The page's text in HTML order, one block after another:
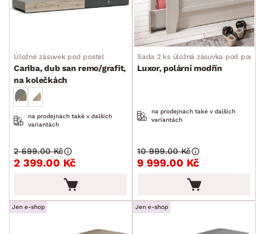
Úložné zásuvek pod postel
Cariba, dub san remo/grafit,
na kolečkách
na prodejnách také v dalších
variantách
2 399.00 Kč
2 699.00 Kč
Sada 2 ks úložná zásuvka pod postel
Luxor, polární modřín
na prodejnách také v dalších
variantách
9 999.00 Kč
10 999.00 Kč
Jen e-shop Jen e-shop